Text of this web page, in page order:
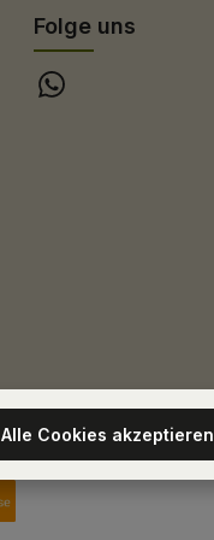
Folge uns
Alle Cookies akzeptieren